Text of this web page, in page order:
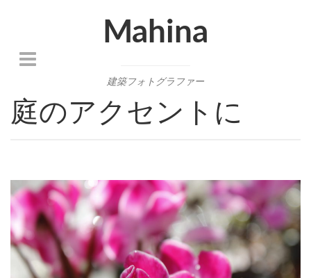
Mahina
建築フォトグラファー
庭のアクセントに